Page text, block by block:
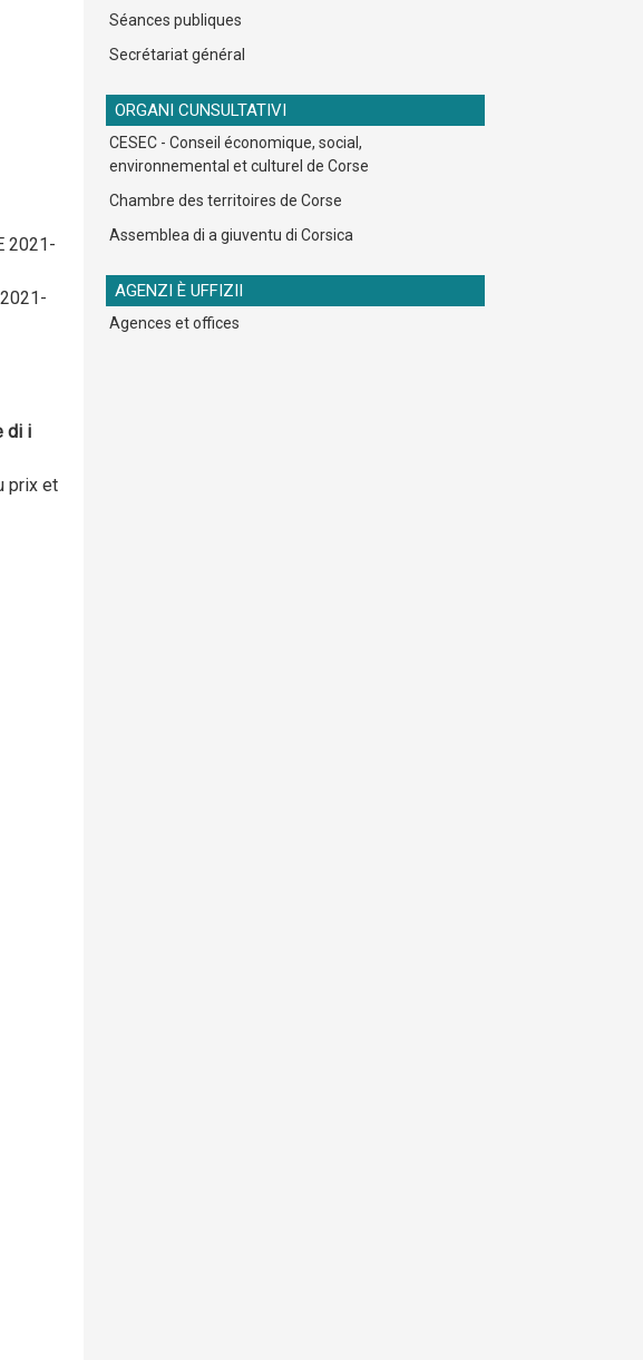
2021-
di i
prix et
Séances publiques
Secrétariat général
ORGANI CUNSULTATIVI
CESEC - Conseil économique, social,
environnemental et culturel de Corse
Chambre des territoires de Corse
Assemblea di a giuventu di Corsica
AGENZI È UFFIZII
Agences et offices